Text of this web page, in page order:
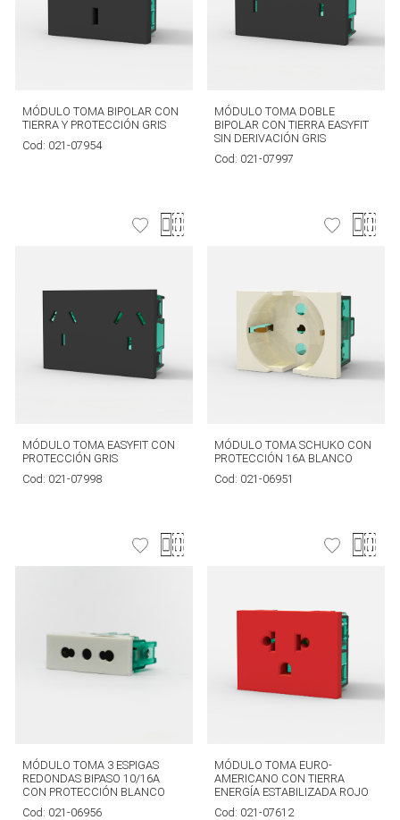
MÓDULO TOMA BIPOLAR CON
TIERRA Y PROTECCIÓN GRIS
Cod: 021-07954
MÓDULO TOMA DOBLE
BIPOLAR CON TIERRA EASYFIT
SIN DERIVACIÓN GRIS
Cod: 021-07997
MÓDULO TOMA EASYFIT CON
PROTECCIÓN GRIS
Cod: 021-07998
MÓDULO TOMA SCHUKO CON
PROTECCIÓN 16A BLANCO
Cod: 021-06951
MÓDULO TOMA 3 ESPIGAS
REDONDAS BIPASO 10/16A
CON PROTECCIÓN BLANCO
Cod: 021-06956
MÓDULO TOMA EURO-
AMERICANO CON TIERRA
ENERGÍA ESTABILIZADA ROJO
Cod: 021-07612